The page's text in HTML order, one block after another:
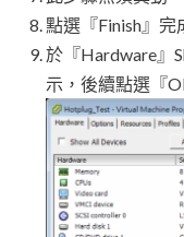
點選『Finish』完
於『Hardware』
示，後續點選『